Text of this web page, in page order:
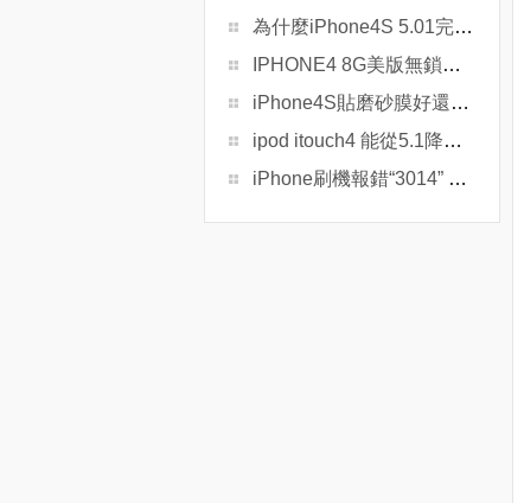
為什麼iPhone4S 5.01完美越獄後安裝kuaidial無設置選項？
IPHONE4 8G美版無鎖的在美國的售價是多少美金？
iPhone4S貼磨砂膜好還是高亮膜好？
ipod itouch4 能從5.1降級麼
iPhone刷機報錯“3014” 一招輕松解決